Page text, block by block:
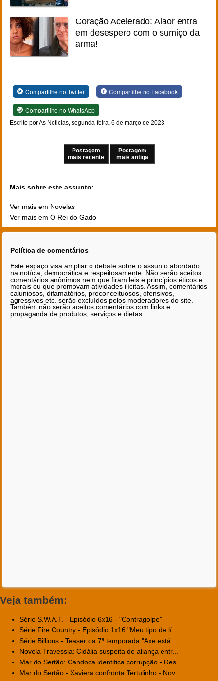
Coração Acelerado: Alaor entra
em desespero com o sumiço da
arma!
Compartilhe no Twitter Compartilhe no Facebook
Compartilhe no WhatsApp
Escrito por As Noticias, segunda-feira, 6 de março de 2023
Postagem
mais recente
Postagem
mais antiga
Mais sobre este assunto:
Ver mais em Novelas
Ver mais em O Rei do Gado
Política de comentários
Este espaço visa ampliar o debate sobre o assunto abordado
na notícia, democrática e respeitosamente. Não serão aceitos
comentários anônimos nem que firam leis e princípios éticos e
morais ou que promovam atividades ilícitas. Assim, comentários
caluniosos, difamatórios, preconceituosos, ofensivos,
agressivos etc. serão excluídos pelos moderadores do site.
Também não serão aceitos comentários com links e
propaganda de produtos, serviços e dietas.
Veja também:
Série S.W.A.T. - Episódio 6x16 - "Contragolpe"
Série Fire Country - Episódio 1x16 "Meu tipo de lí...
Série Billions - Teaser da 7ª temporada "Axe está ...
Novela Travessia: Cidália suspeita de aliança entr...
Mar do Sertão: Candoca identifica corrupção - Res...
Mar do Sertão - Xaviera confronta Tertulinho - Nov...